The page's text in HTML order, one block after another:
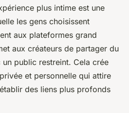
plus intime est une
les gens choisissent
aux plateformes grand
aux créateurs de partager du
public restreint. Cela crée
et personnelle qui attire
des liens plus profonds